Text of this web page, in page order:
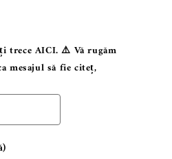
trece AICI. ⚠️ Vă rugăm
mesajul să fie citeț,